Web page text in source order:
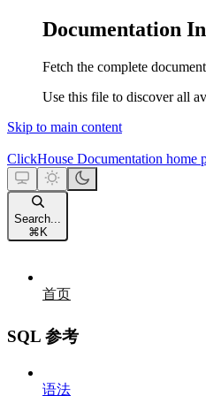
Documentation
Fetch the complete
Use this file to discover all
Skip to main content
ClickHouse Documentation home
Search...
⌘ K
首页
SQL 参考
语法